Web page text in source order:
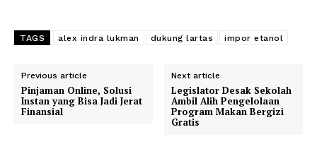
TAGS alex indra lukman dukung lartas impor etanol
Previous article
Pinjaman Online, Solusi
Instan yang Bisa Jadi Jerat
Finansial
Next article
Legislator Desak Sekolah
Ambil Alih Pengelolaan
Program Makan Bergizi
Gratis